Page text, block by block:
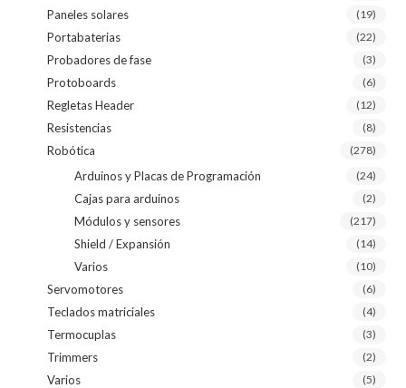
Paneles solares (19)
Portabaterias (22)
Probadores de fase (3)
Protoboards (6)
Regletas Header (12)
Resistencias (8)
Robótica (278)
Arduinos y Placas de Programación (24)
Cajas para arduinos (2)
Módulos y sensores (217)
Shield / Expansión (14)
Varios (10)
Servomotores (6)
Teclados matriciales (4)
Termocuplas (3)
Trimmers (2)
Varios (5)